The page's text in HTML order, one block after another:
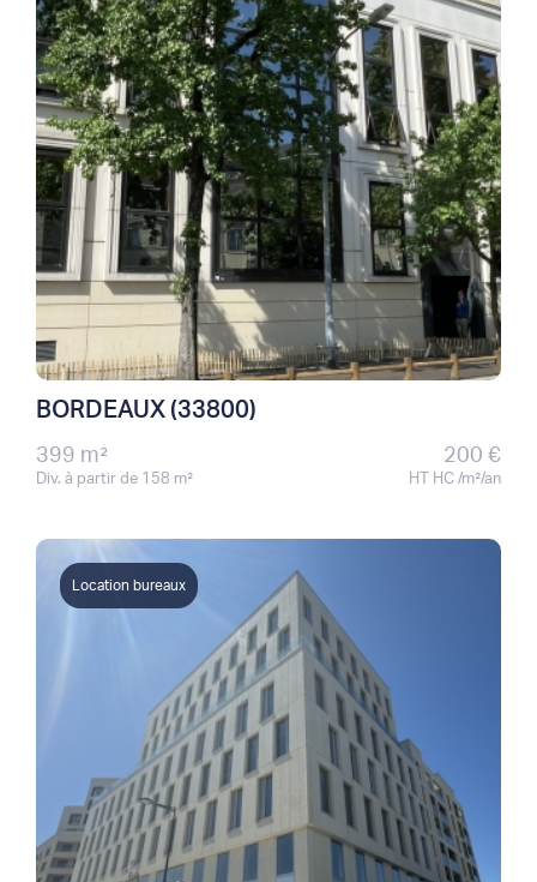
BORDEAUX (33800)
399 m²
Div. à partir de 158 m²
200 €
HT HC /m²/an
Location bureaux